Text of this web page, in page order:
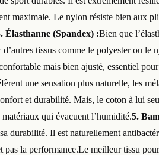
maximale. Le nylon résiste bien aux
Élasthanne (Spandex) :Bien que
tissus comme le polyester ou le
mais bien ajusté, essentiel
une sensation plus naturelle, les
et durabilité. Mais, le coton à lui
qui évacuent l’humidité.5.
durabilité. Il est naturellement
la performance.Le meilleur tissu